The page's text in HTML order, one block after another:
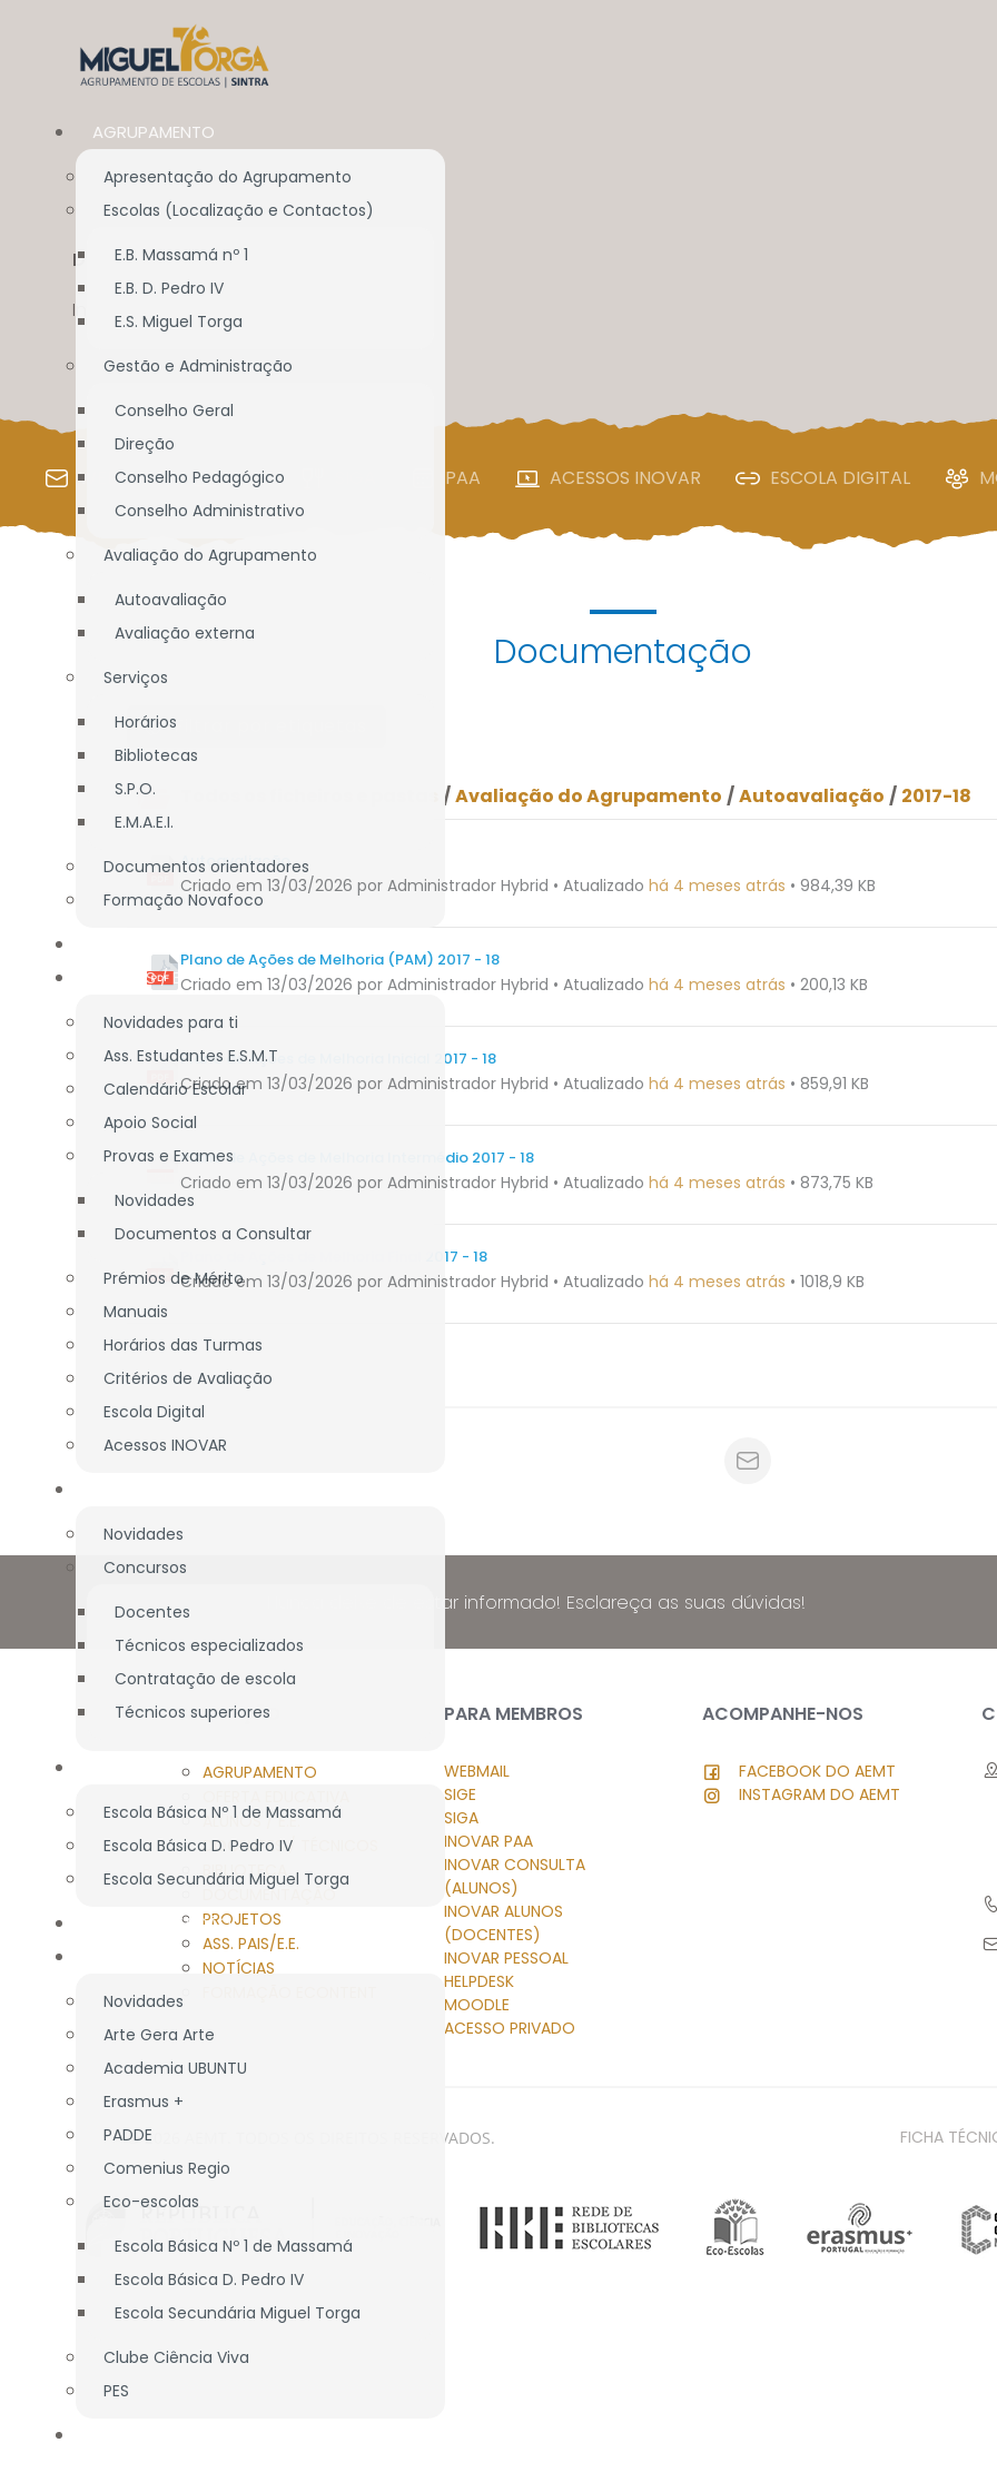
AGRUPAMENTO
Apresentação do Agrupamento
Escolas (Localização e Contactos)
E.B. Massamá nº 1
E.B. D. Pedro IV
E.S. Miguel Torga
Gestão e Administração
Conselho Geral
Direção
Conselho Pedagógico
Conselho Administrativo
Avaliação do Agrupamento
Autoavaliação
Avaliação externa
Serviços
Horários
Bibliotecas
S.P.O.
E.M.A.E.I.
Documentos orientadores
Formação Novafoco
ALUNOS / E.E.
Novidades para ti
Ass. Estudantes E.S.M.T
Calendário Escolar
Apoio Social
Provas e Exames
Novidades
Documentos a Consultar
Prémios de Mérito
Manuais
Horários das Turmas
Critérios de Avaliação
Escola Digital
Acessos INOVAR
Novidades
Concursos
Docentes
Técnicos especializados
Contratação de escola
Técnicos superiores
Escola Básica Nº 1 de Massamá
Escola Básica D. Pedro IV
Escola Secundária Miguel Torga
DOCUMENTAÇÃO
Novidades
Arte Gera Arte
Academia UBUNTU
Erasmus +
PADDE
Comenius Regio
Eco-escolas
Escola Básica Nº 1 de Massamá
Escola Básica D. Pedro IV
Escola Secundária Miguel Torga
Clube Ciência Viva
PES
DOCUMENTAÇÃO
Início // Documentação
WEBMAIL SIGE PAA ACESSOS INOVAR ESCOLA DIGITAL
Documentação
Filtrar por etiquetas
/Avaliação do Agrupamento /Autoavaliação / 2017-18
Autoavaliação
Criado em 13/03/2026 por Administrador Hybrid • Atualizado há 4 meses atrás • 984,39 KB
Plano de Ações de Melhoria (PAM) 2017 - 18
Criado em 13/03/2026 por Administrador Hybrid • Atualizado há 4 meses atrás • 200,13 KB
Plano de Ações de Melhoria Inicial 2017 - 18
Criado em 13/03/2026 por Administrador Hybrid • Atualizado há 4 meses atrás • 859,91 KB
Plano de Ações de Melhoria Intermédio 2017 - 18
Criado em 13/03/2026 por Administrador Hybrid • Atualizado há 4 meses atrás • 873,75 KB
Plano de Ações de Melhoria Final 2017 - 18
Criado em 13/03/2026 por Administrador Hybrid • Atualizado há 4 meses atrás • 1018,9 KB
Nunca deixe de estar informado! Esclareça as suas dúvidas!
NAVEGAÇÃO
AGRUPAMENTO
ALUNOS / E.E.
DOCENTES / TÉCNICOS
BIBLIOTECA
DOCUMENTAÇÃO
PROJETOS
ASS. PAIS/E.E.
NOTÍCIAS
PARA MEMBROS
WEBMAIL
SIGE
SIGA
INOVAR PAA
INOVAR CONSULTA
(ALUNOS)
INOVAR ALUNOS
(DOCENTES)
INOVAR PESSOAL
HELPDESK
MOODLE
ACESSO PRIVADO
ACOMPANHE-NOS
FACEBOOK DO AEMT
INSTAGRAM DO AEMT
© 2026 AEMT. TODOS OS DIREITOS RESERVADOS. FICHA